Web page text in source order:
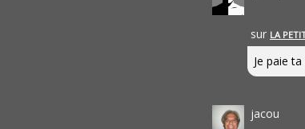
sur LA
Je paie ta
jacou